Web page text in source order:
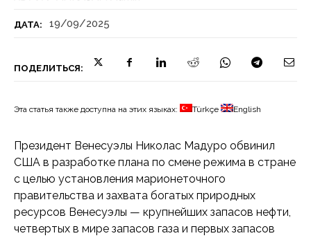
ДАТА: 19/09/2025
ПОДЕЛИТЬСЯ:
Эта статья также доступна на этих языках: Türkçe English
Президент Венесуэлы Николас Мадуро обвинил
США в разработке плана по смене режима в стране
с целью установления марионеточного
правительства и захвата богатых природных
ресурсов Венесуэлы — крупнейших запасов нефти,
четвертых в мире запасов газа и первых запасов